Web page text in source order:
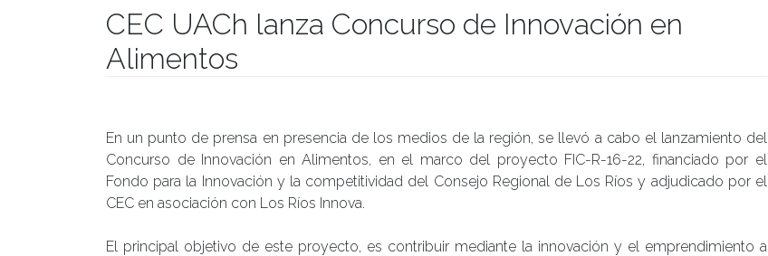
CEC UACh lanza Concurso de Innovación en
Alimentos
En un punto de prensa en presencia de los medios de la región, se llevó a cabo el lanzamiento del
Concurso de Innovación en Alimentos, en el marco del proyecto FIC-R-16-22, financiado por el
Fondo para la Innovación y la competitividad del Consejo Regional de Los Ríos y adjudicado por el
CEC en asociación con Los Ríos Innova.
El principal objetivo de este proyecto, es contribuir mediante la innovación y el emprendimiento a